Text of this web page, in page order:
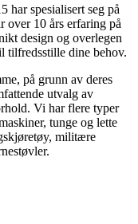
har spesialisert seg på
over 10 års erfaring på
design og overlegen
tilfredsstille dine behov.
på grunn av deres
utvalg av
Vi har flere typer
tunge og lette
militære